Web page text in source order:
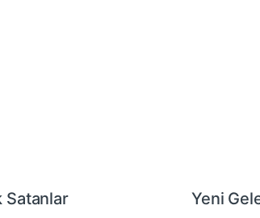
Satanlar Yeni